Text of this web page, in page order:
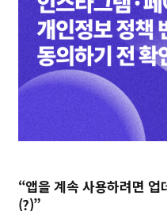
“앱을 계속 사용하려면
(?)”